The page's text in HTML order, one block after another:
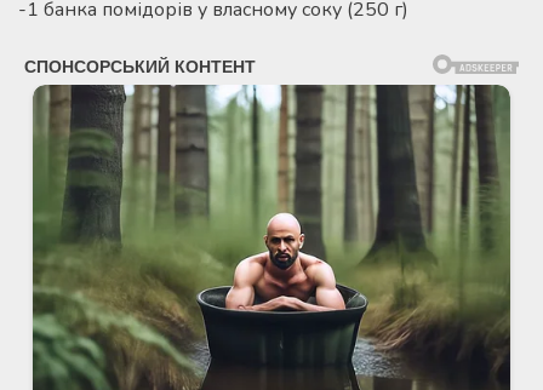
-1 банка помідорів у власному соку (250 г)